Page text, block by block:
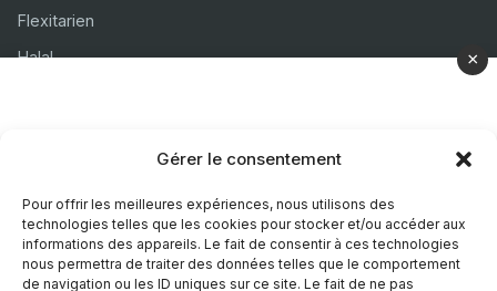
Gérer le consentement
Pour offrir les meilleures expériences, nous utilisons des
technologies telles que les cookies pour stocker et/ou accéder aux
informations des appareils. Le fait de consentir à ces technologies
nous permettra de traiter des données telles que le comportement
de navigation ou les ID uniques sur ce site. Le fait de ne pas
Flexitarien
Halal
À propos
Mentions légales
Politique de confidentialité
×